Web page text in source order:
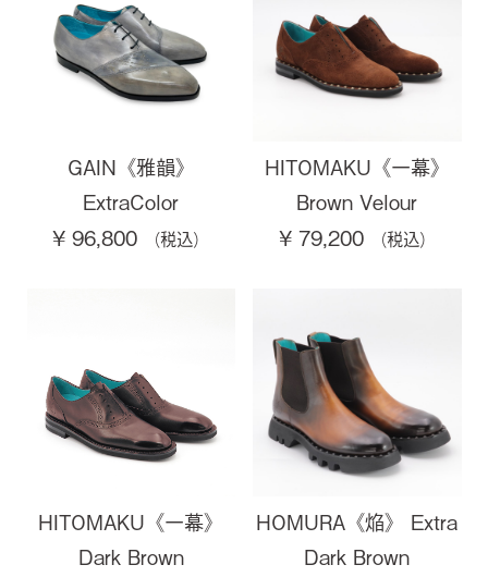
GAIN《雅韻》
ExtraColor
¥ 96,800
HITOMAKU《一幕》
Brown Velour
¥ 79,200
HITOMAKU《一幕》
Dark Brown
HOMURA《焔》 Extra
Dark Brown